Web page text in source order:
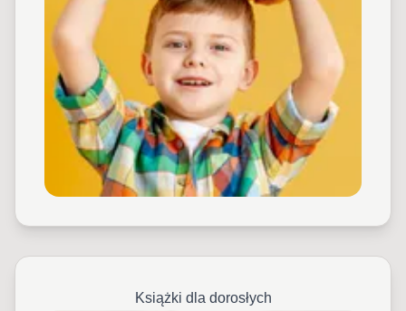
Książki dla dorosłych